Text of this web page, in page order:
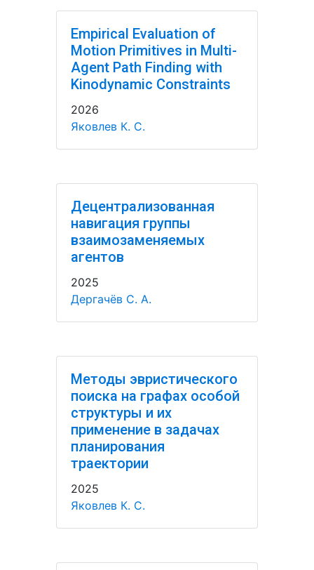
Empirical Evaluation of
Motion Primitives in Multi-
Agent Path Finding with
Kinodynamic Constraints
2026
Яковлев К. С.
Децентрализованная
навигация группы
взаимозаменяемых
агентов
2025
Дергачёв С. А.
Методы эвристического
поиска на графах особой
структуры и их
применение в задачах
планирования
траектории
2025
Яковлев К. С.